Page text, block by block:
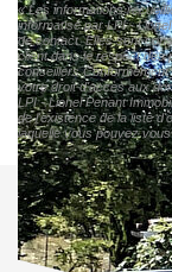
« Les informations
informatisé par LPI -
de contact. Elles sont
client dans le respect des
conseillers
votre droit d'accès aux
LPI - Lionel Penant
de l'existence de la liste
laquelle vous pouvez